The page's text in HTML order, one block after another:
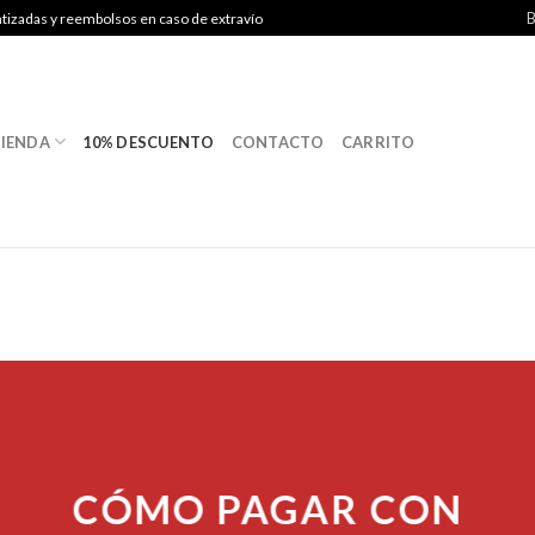
y reembolsos en caso de extravío
10% DESCUENTO CONTACTO CARRITO
CÓMO PAGAR CON